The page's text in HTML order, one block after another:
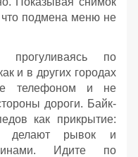
подмена меню не
прогуливаясь по
и в других городах
телефоном и не
дороги. Байк-
как прикрытие:
делают рывок и
Идите по